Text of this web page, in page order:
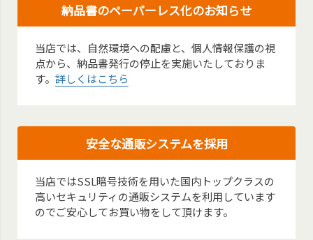
納品書のペーパーレス化のお知らせ
当店では、自然環境への配慮と、個人情報保護の視
点から、納品書発行の停止を実施いたしておりま
す。詳しくはこちら
安全な通販システムを採用
当店ではSSL暗号技術を用いた国内トップクラスの
高いセキュリティの通販システムを利用しています
のでご安心してお買い物をして頂けます。